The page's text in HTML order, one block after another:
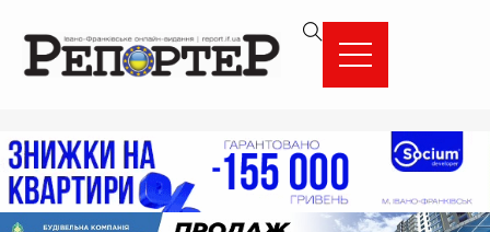
вмісту